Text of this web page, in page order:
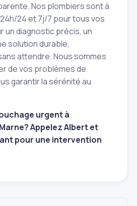
Nos plombiers sont à
24 et 7j/7 pour tous vos
un diagnostic précis, un
solution durable,
attendre. Nous sommes
de vos problèmes de
garantir la sérénité au
urgent à
Appelez Albert et
pour une intervention